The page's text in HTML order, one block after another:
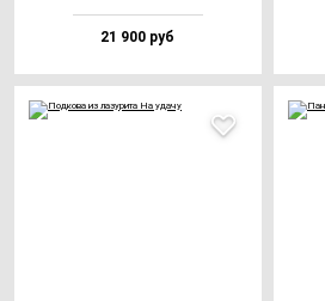
21 900 руб